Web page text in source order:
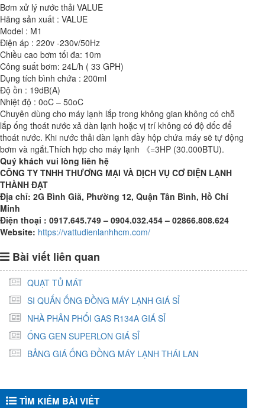
Bơm xử lý nước thải VALUE
Hãng sản xuất : VALUE
Model : M1
Điện áp : 220v -230v/50Hz
Chiều cao bơm tối đa: 10m
Công suất bơm: 24L/h ( 33 GPH)
Dụng tích bình chứa : 200ml
Độ ồn : 19dB(A)
Nhiệt độ : 0oC – 50oC
Chuyên dùng cho máy lạnh lắp trong không gian không có chỗ
lắp ống thoát nước xả dàn lạnh hoặc vị trí không có độ dốc để
thoát nước. Khi nước thải dàn lạnh đầy hộp chứa máy sẽ tự động
bơm và ngắt.Thích hợp cho máy lạnh 《=3HP (30.000BTU).
Quý khách vui lòng liên hệ
CÔNG TY TNHH THƯƠNG MẠI VÀ DỊCH VỤ CƠ ĐIỆN LẠNH
THÀNH ĐẠT
Địa chỉ: 2G Bình Giã, Phường 12, Quận Tân Bình, Hồ Chí
Minh
Điện thoại : 0917.645.749 – 0904.032.454 – 02866.808.624
Website: https://vattudienlanhhcm.com/
Bài viết liên quan
QUẠT TỦ MÁT
SI QUẤN ỐNG ĐỒNG MÁY LẠNH GIÁ SỈ
NHÀ PHÂN PHỐI GAS R134A GIÁ SỈ
ỐNG GEN SUPERLON GIÁ SỈ
BẢNG GIÁ ỐNG ĐỒNG MÁY LẠNH THÁI LAN
TÌM KIẾM BÀI VIẾT